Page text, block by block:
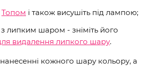
Топом і також висушіть під лампою;
липким шаром - зніміть його
видалення липкого шару.
кожного шару кольору, а